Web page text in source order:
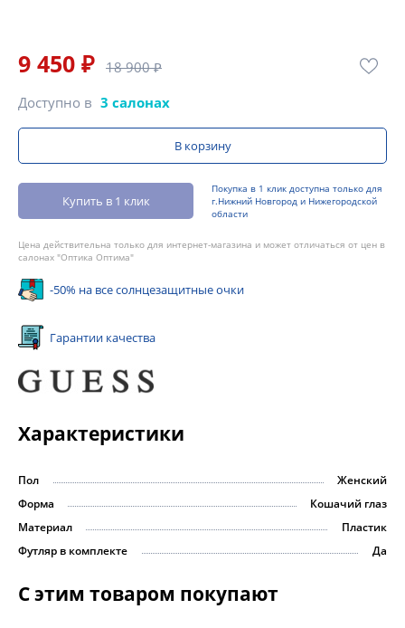
9 450 ₽ 18 900 ₽
Доступно в 3 салонах
В корзину
Купить в 1 клик
Покупка в 1 клик доступна только для
г.Нижний Новгород и Нижегородской
области
Цена действительна только для интернет-магазина и может отличаться от цен в
салонах "Оптика Оптима"
-50% на все солнцезащитные очки
Гарантии качества
Характеристики
Пол
Женский
Форма
Кошачий глаз
Материал
Пластик
Футляр в комплекте
Да
С этим товаром покупают